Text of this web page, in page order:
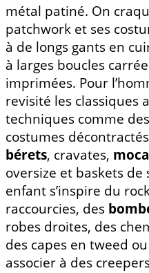
métal patiné. On
patchwork et ses
à de longs gants en
à larges boucles
imprimées. Pour
revisité les classiques
techniques comme
costumes
bérets, cravates,
oversize et baskets
enfant s’inspire du
raccourcies, des
robes droites, des
des capes en tweed
associer à des